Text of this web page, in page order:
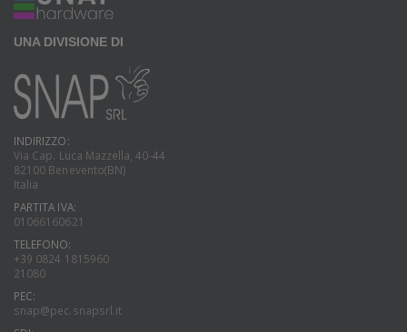
UNA DIVISIONE DI
INDIRIZZO:
Via Cap. Luca Mazzella, 40-44
82100 Benevento(BN)
Italia
PARTITA IVA:
01066160621
TELEFONO:
+39 0824 1815960
21080
PEC:
snap@pec.snapsrl.it